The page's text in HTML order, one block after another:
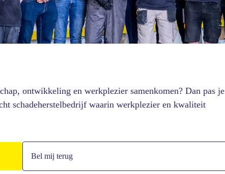
ontwikkeling en werkplezier samenkomen? Dan pas je
schadeherstelbedrijf waarin werkplezier en kwaliteit
Bel mij terug